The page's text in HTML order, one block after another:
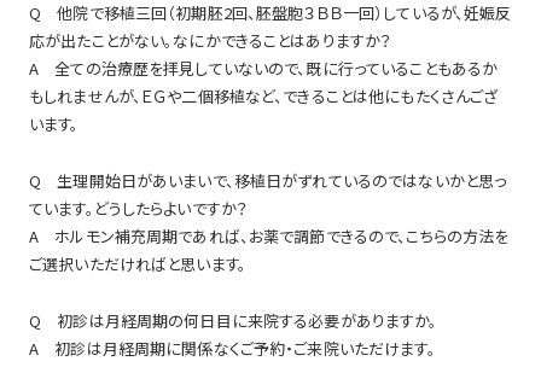
Q 他院で移植三回（初期胚2回、胚盤胞３ＢＢ一回）しているが、妊娠反
応が出たことがない。なにかできることはありますか？
A 全ての治療歴を拝見していないので、既に行っていることもあるか
もしれませんが、ＥＧや二個移植など、できることは他にもたくさんござ
います。
Q 生理開始日があいまいで、移植日がずれているのではないかと思っ
ています。どうしたらよいですか？
A ホルモン補充周期であれば、お薬で調節できるので、こちらの方法を
ご選択いただければと思います。
Q 初診は月経周期の何日目に来院する必要がありますか。
A 初診は月経周期に関係なくご予約・ご来院いただけます。